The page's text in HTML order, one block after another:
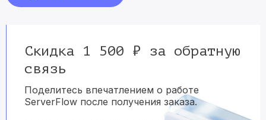
Скидка 1 500 ₽ за обратную
связь
Поделитесь впечатлением о работе
ServerFlow после получения заказа.